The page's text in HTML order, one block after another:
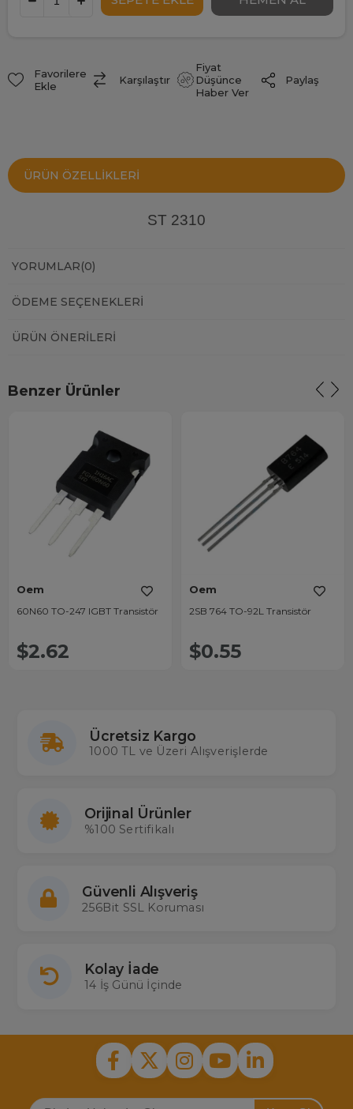
Favorilere
Ekle
Karşılaştır
Fiyat
Düşünce
Haber Ver
Paylaş
ÜRÜN ÖZELLIKLERI
ST 2310
YORUMLAR(0)
ÖDEME SEÇENEKLERI
ÜRÜN ÖNERILERI
Benzer Ürünler
Oem
60N60 TO-247 IGBT Transistör
$2.62
Oem
2SB 764 TO-92L Transistör
$0.55
Ücretsiz Kargo
1000 TL ve Üzeri Alışverişlerde
Orijinal Ürünler
%100 Sertifikalı
Güvenli Alışveriş
256Bit SSL Koruması
Kolay İade
14 İş Günü İçinde